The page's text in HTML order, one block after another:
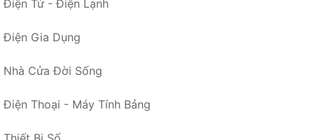
Điện Tử - Điện Lạnh
Điện Gia Dụng
Nhà Cửa Đời Sống
Điện Thoại - Máy Tính Bảng